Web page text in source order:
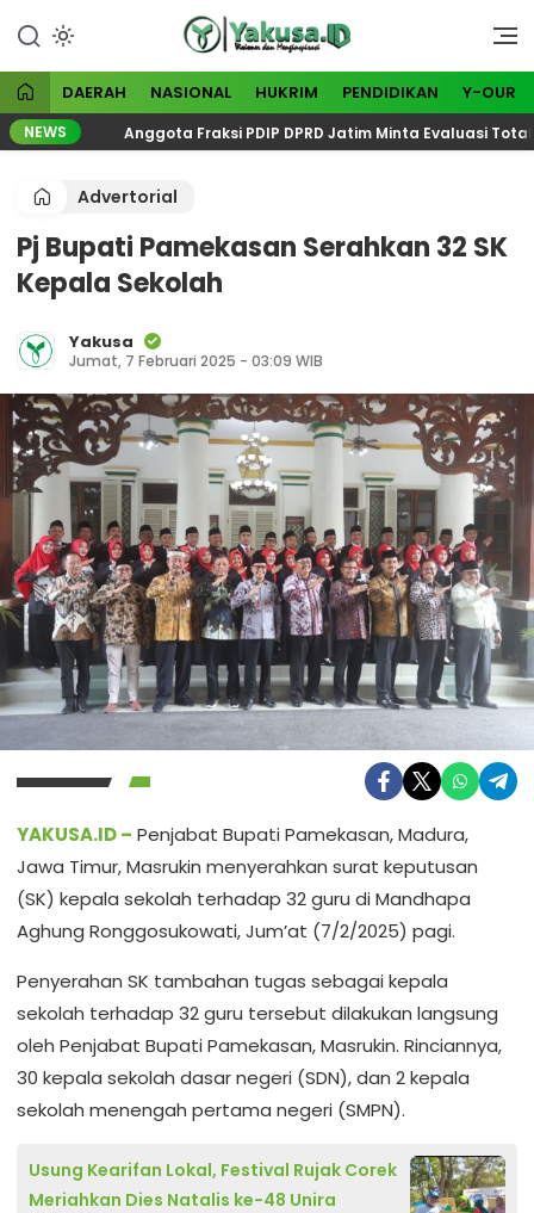
konten
Yakusa
Visioner dan Menginspirasi
DAERAH NASIONAL HUKRIM PENDIDIKAN Y-OUR
NEWS Anggota Fraksi PDIP DPRD Jatim Minta Evaluasi Total
Advertorial
Pj Bupati Pamekasan Serahkan 32 SK
Kepala Sekolah
Yakusa
Jumat, 7 Februari 2025 - 03:09 WIB
YAKUSA.ID – Penjabat Bupati Pamekasan, Madura,
Jawa Timur, Masrukin menyerahkan surat keputusan
(SK) kepala sekolah terhadap 32 guru di Mandhapa
Aghung Ronggosukowati, Jum’at (7/2/2025) pagi.
Penyerahan SK tambahan tugas sebagai kepala
sekolah terhadap 32 guru tersebut dilakukan langsung
oleh Penjabat Bupati Pamekasan, Masrukin. Rinciannya,
30 kepala sekolah dasar negeri (SDN), dan 2 kepala
sekolah menengah pertama negeri (SMPN).
Usung Kearifan Lokal, Festival Rujak Corek
Meriahkan Dies Natalis ke-48 Unira